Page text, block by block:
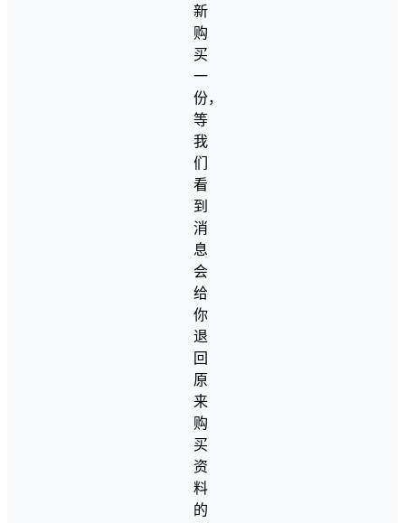
新
购
买
一
份，
等
我
们
看
到
消
息
会
给
你
退
回
原
来
购
买
资
料
的